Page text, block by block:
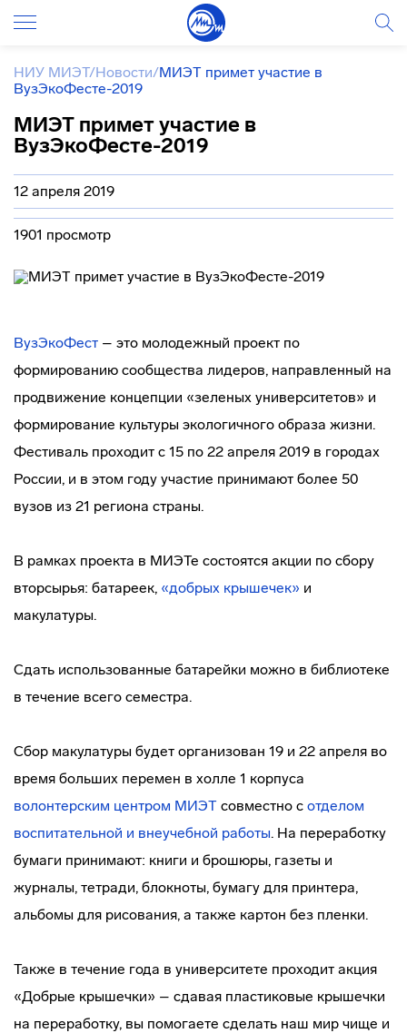
НИУ МИЭТ/Новости/МИЭТ примет участие в
ВузЭкоФесте-2019
МИЭТ примет участие в
ВузЭкоФесте-2019
12 апреля 2019
1901 просмотр
ВузЭкоФест – это молодежный проект по
формированию сообщества лидеров, направленный на
продвижение концепции «зеленых университетов» и
формирование культуры экологичного образа жизни.
Фестиваль проходит с 15 по 22 апреля 2019 в городах
России, и в этом году участие принимают более 50
вузов из 21 региона страны.
В рамках проекта в МИЭТе состоятся акции по сбору
вторсырья: батареек, «добрых крышечек» и
макулатуры.
Сдать использованные батарейки можно в библиотеке
в течение всего семестра.
Сбор макулатуры будет организован 19 и 22 апреля во
время больших перемен в холле 1 корпуса
волонтерским центром МИЭТ совместно с отделом
воспитательной и внеучебной работы. На переработку
бумаги принимают: книги и брошюры, газеты и
журналы, тетради, блокноты, бумагу для принтера,
альбомы для рисования, а также картон без пленки.
Также в течение года в университете проходит акция
«Добрые крышечки» – сдавая пластиковые крышечки
на переработку, вы помогаете сделать наш мир чище и